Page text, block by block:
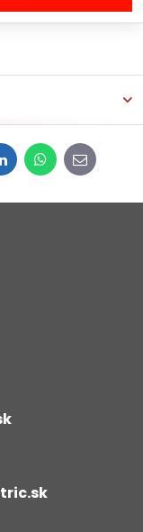
LinkedInWhatsApp
E-
mail